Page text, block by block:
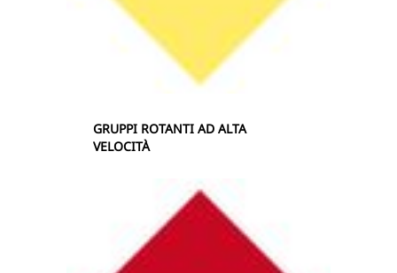
GRUPPI ROTANTI AD ALTA
VELOCITÀ